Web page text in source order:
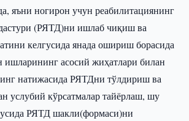
яъни ногирон учун реабилитациянинг
(РЯТД)ни ишлаб чиқиш ва
келгусида янада ошириш борасида
ишларининг асосий жиҳатлари билан
натижасида РЯТДни тўлдириш ва
услубий кўрсатмалар тайёрлаш, шу
РЯТД шакли(формаси)ни